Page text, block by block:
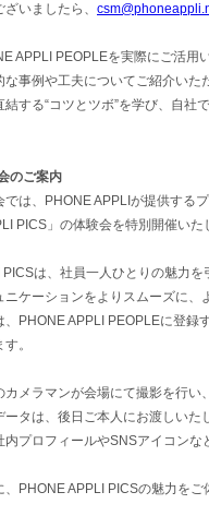
いましたら、
APPLI PEOPLEを実際にご活用
事例や工夫についてご紹介いた
結する“コツとツボ”を学び、自
のご案内
では、PHONE APPLIが提供する
PICS」の体験会を特別開催いた
PICSは、社員一人ひとりの魅力
ニケーションをよりスムーズに
、PHONE APPLI PEOPLEに登
。
カメラマンが会場にて撮影を行
ータは、後日ご本人にお渡しい
内プロフィールやSNSアイコンな
PHONE APPLI PICSの魅力をご